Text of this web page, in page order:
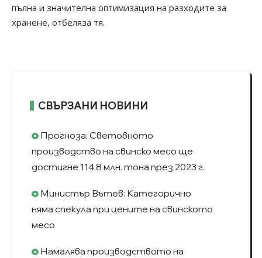
пълна и значителна оптимизация на разходите за
хранене, отбеляза тя.
СВЪРЗАНИ НОВИНИ
Прогноза: Световното
производство на свинско месо ще
достигне 114,8 млн. тона през 2023 г.
Министър Вътев: Категорично
няма спекула при цените на свинското
месо
Намалява производството на